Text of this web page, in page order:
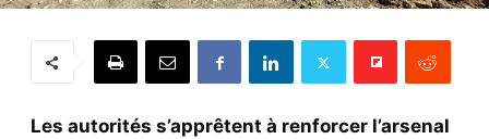
Les autorités s’apprêtent à renforcer l’arsenal